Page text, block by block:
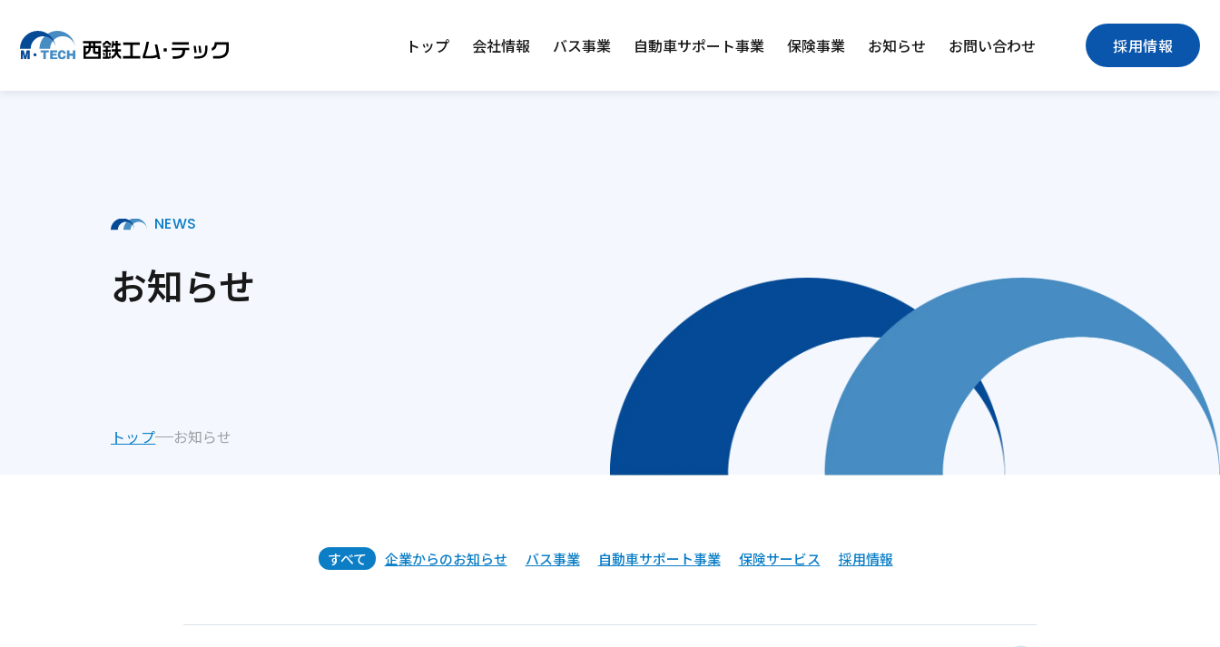
トップ 会社情報 バス事業 自動車サポート事業 保険事業 お知らせ お問い合わせ 採用情報
NEWS
お知らせ
トップ お知らせ
すべて 企業からのお知らせ バス事業 自動車サポート事業 保険サービス 採用情報